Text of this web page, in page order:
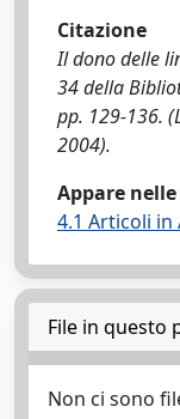
Citazione
Il dono delle
34 della
pp. 129-136.
2004).
Appare
4.1 Articoli
File in questo
Non ci sono